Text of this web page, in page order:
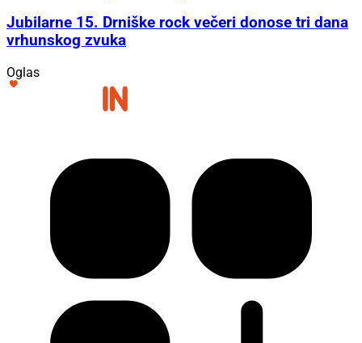
Jubilarne 15. Drniške rock večeri donose tri dana
vrhunskog zvuka
Oglas